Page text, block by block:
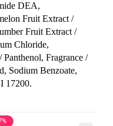
DEA,
Fruit Extract /
Fruit Extract /
Chloride,
Fragrance /
Sodium Benzoate,
17200.